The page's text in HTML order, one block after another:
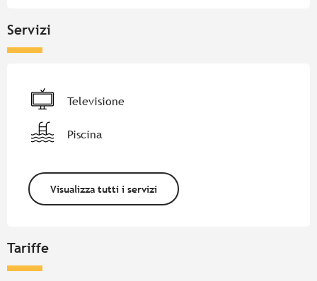
Servizi
Televisione
Piscina
Visualizza tutti i servizi
Tariffe